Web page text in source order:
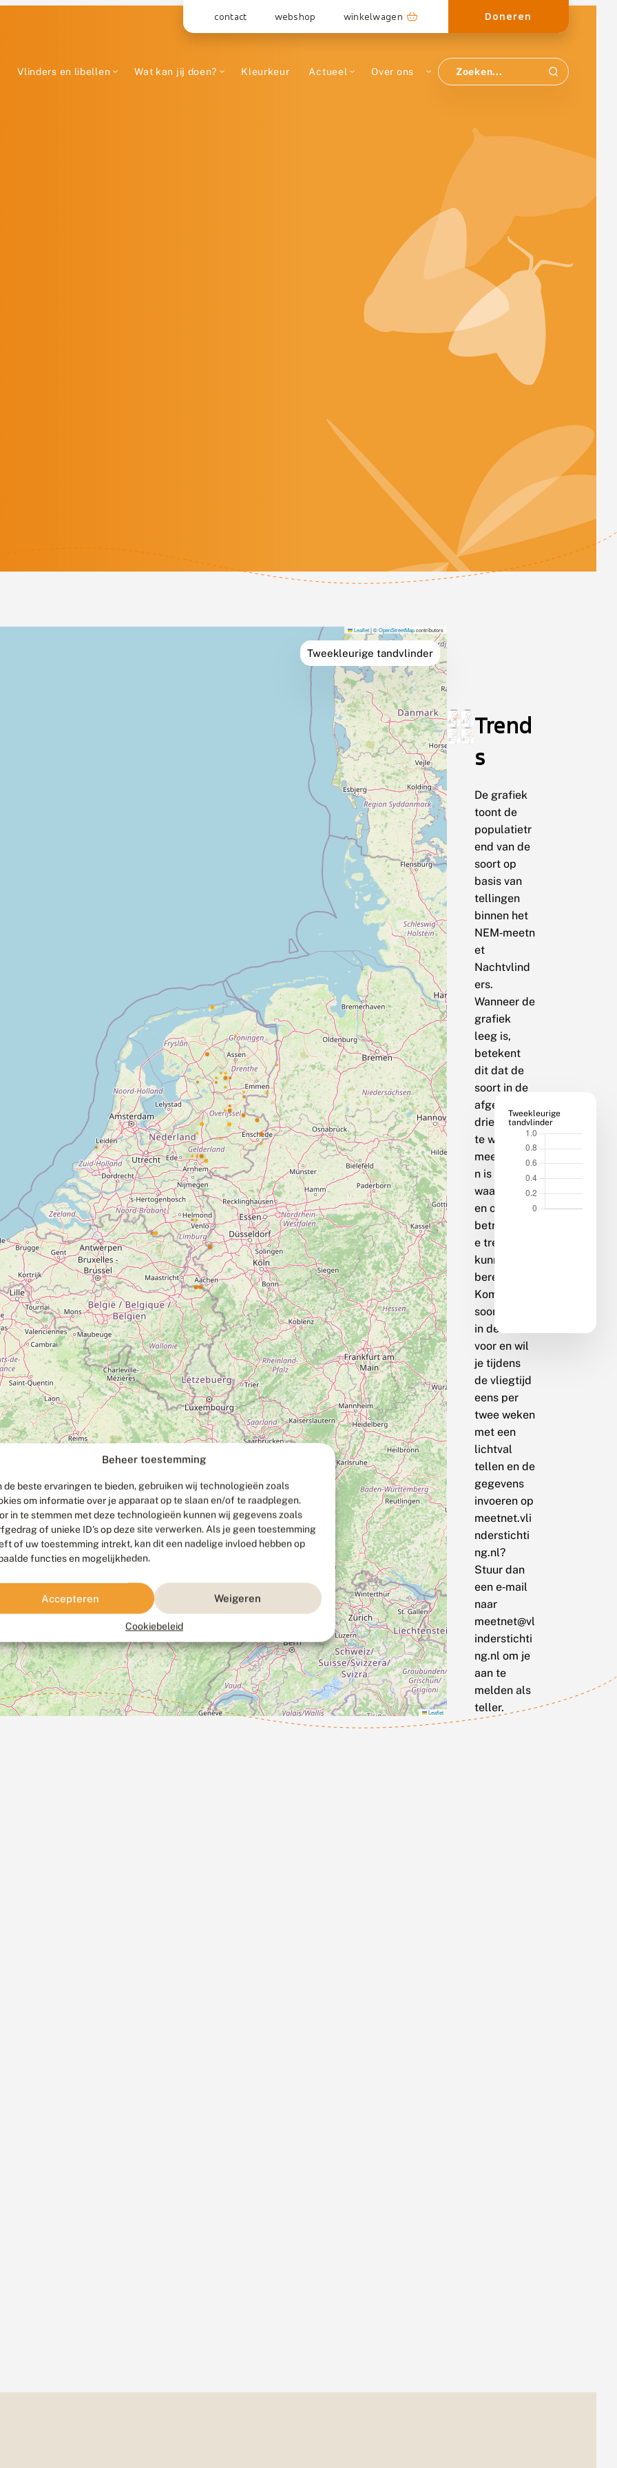
Beheer toestemming
de beste ervaringen te bieden, gebruiken wij technologieën zoals
om informatie over je apparaat op te slaan en/of te raadplegen.
in te stemmen met deze technologieën kunnen wij gegevens zoals
of unieke ID's op deze site verwerken. Als je geen toestemming
of uw toestemming intrekt, kan dit een nadelige invloed hebben op
functies en mogelijkheden.
Accepteren Weigeren
Cookiebeleid
contact webshop winkelwagen Doneren
Vlinders en libellen Wat kan jij doen? Kleurkeur Actueel Over ons
Tweekleurige tandvlinder
Leaflet|©OpenStreetMapcontributors
Leaflet
Trend
s
De grafiek
toont de
populatietr
end van de
soort op
basis van
tellingen
binnen het
NEM‑meetn
et
Nachtvlind
ers.
Wanneer de
grafiek
leeg is,
betekent
dit dat de
soort in de
afgelopen
drie jaar op
te weinig
meetpunte
n is
waargenom
en om een
betrouwbar
e trend te
kunnen
berekenen.
Komt de
soort bij jou
in de buurt
voor en wil
je tijdens
de vliegtijd
eens per
twee weken
met een
lichtval
tellen en de
gegevens
invoeren op
meetnet.vli
nderstichti
ng.nl?
Stuur dan
een e‑mail
naar
meetnet@vl
inderstichti
ng.nl om je
aan te
melden als
teller.
Tweekleurige
tandvlinder